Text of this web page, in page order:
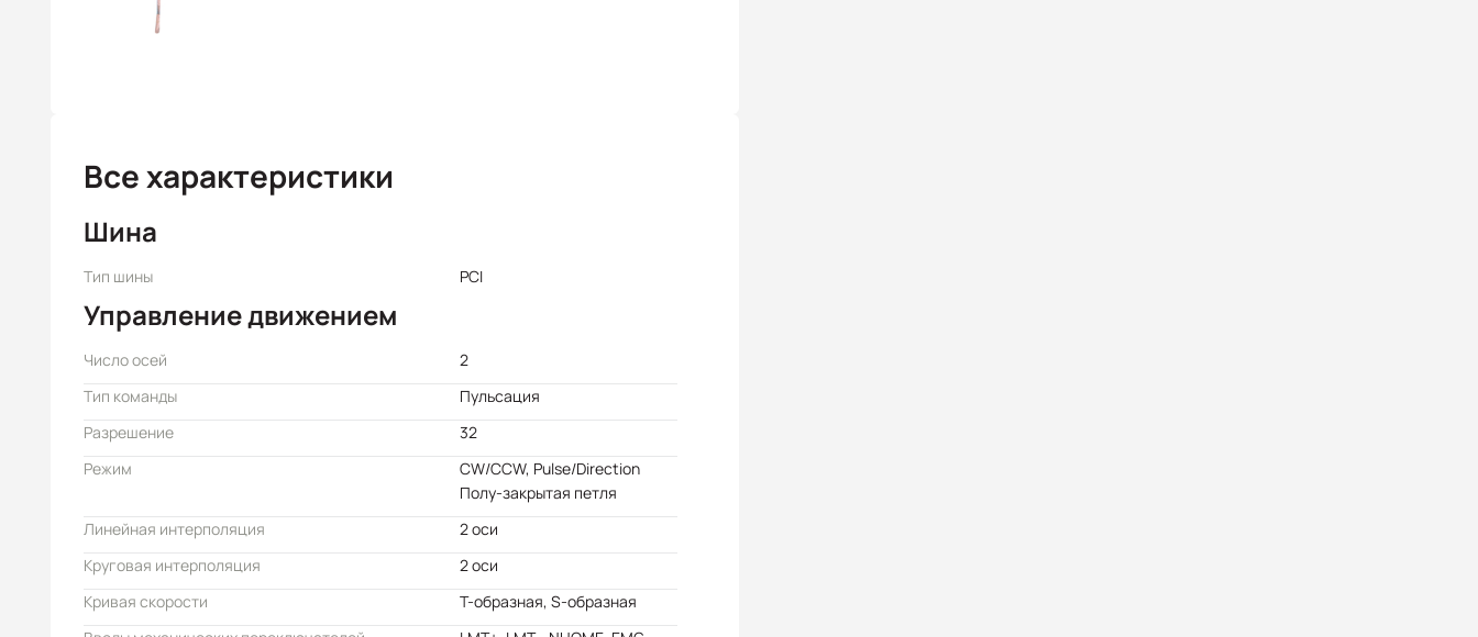
Все характеристики
Шина
Тип шины PCI
Управление движением
Число осей
2
Тип команды
Пульсация
Разрешение
32
Режим
CW/CCW, Pulse/Direction
Полу-закрытая петля
Линейная интерполяция
2 оси
Круговая интерполяция
2 оси
Кривая скорости
Т-образная, S-образная